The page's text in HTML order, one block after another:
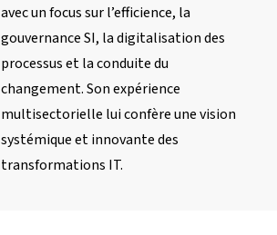
avec un focus sur l’efficience, la
gouvernance SI, la digitalisation des
processus et la conduite du
changement. Son expérience
multisectorielle lui confère une vision
systémique et innovante des
transformations IT.